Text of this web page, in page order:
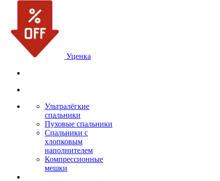
Уценка
Ультралёгкие
спальники
Пуховые спальники
Спальники с
хлопковым
наполнителем
Компрессионные
мешки